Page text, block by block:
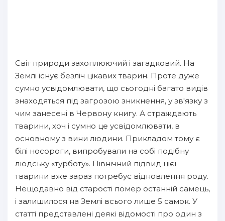
Світ природи захоплюючий і загадковий. На
Землі існує безліч цікавих тварин. Проте дуже
сумно усвідомлювати, що сьогодні багато видів
знаходяться під загрозою зникнення, у зв'язку з
чим занесені в Червону книгу. А страждають
тварини, хоч і сумно це усвідомлювати, в
основному з вини людини. Прикладом тому є
білі носороги, випробували на собі подібну
людську «турботу». Північний підвид цієї
тварини вже зараз потребує відновлення роду.
Нещодавно від старості помер останній самець,
і залишилося на Землі всього лише 5 самок. У
статті представлені деякі відомості про один з